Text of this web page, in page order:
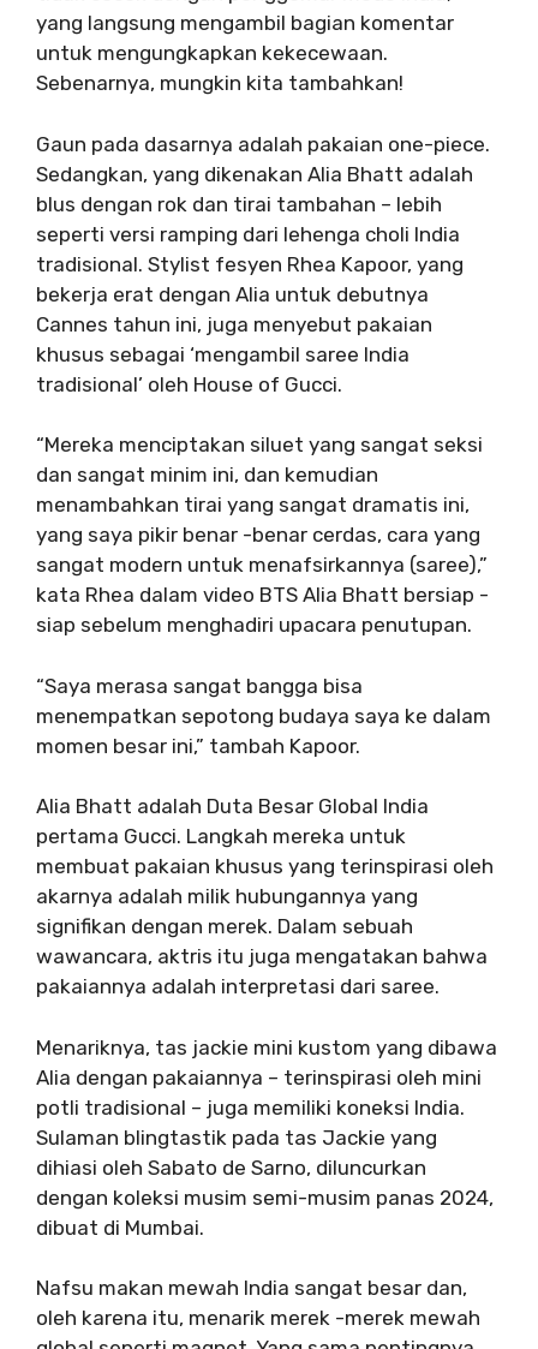
yang langsung mengambil bagian komentar
untuk mengungkapkan kekecewaan.
Sebenarnya, mungkin kita tambahkan!
Gaun pada dasarnya adalah pakaian one-piece.
Sedangkan, yang dikenakan Alia Bhatt adalah
blus dengan rok dan tirai tambahan – lebih
seperti versi ramping dari lehenga choli India
tradisional. Stylist fesyen Rhea Kapoor, yang
bekerja erat dengan Alia untuk debutnya
Cannes tahun ini, juga menyebut pakaian
khusus sebagai ‘mengambil saree India
tradisional’ oleh House of Gucci.
“Mereka menciptakan siluet yang sangat seksi
dan sangat minim ini, dan kemudian
menambahkan tirai yang sangat dramatis ini,
yang saya pikir benar -benar cerdas, cara yang
sangat modern untuk menafsirkannya (saree),”
kata Rhea dalam video BTS Alia Bhatt bersiap -
siap sebelum menghadiri upacara penutupan.
“Saya merasa sangat bangga bisa
menempatkan sepotong budaya saya ke dalam
momen besar ini,” tambah Kapoor.
Alia Bhatt adalah Duta Besar Global India
pertama Gucci. Langkah mereka untuk
membuat pakaian khusus yang terinspirasi oleh
akarnya adalah milik hubungannya yang
signifikan dengan merek. Dalam sebuah
wawancara, aktris itu juga mengatakan bahwa
pakaiannya adalah interpretasi dari saree.
Menariknya, tas jackie mini kustom yang dibawa
Alia dengan pakaiannya – terinspirasi oleh mini
potli tradisional – juga memiliki koneksi India.
Sulaman blingtastik pada tas Jackie yang
dihiasi oleh Sabato de Sarno, diluncurkan
dengan koleksi musim semi-musim panas 2024,
dibuat di Mumbai.
Nafsu makan mewah India sangat besar dan,
oleh karena itu, menarik merek -merek mewah